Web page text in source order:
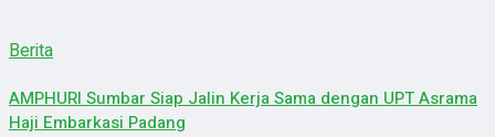
Berita
AMPHURI Sumbar Siap Jalin Kerja Sama dengan UPT Asrama
Haji Embarkasi Padang